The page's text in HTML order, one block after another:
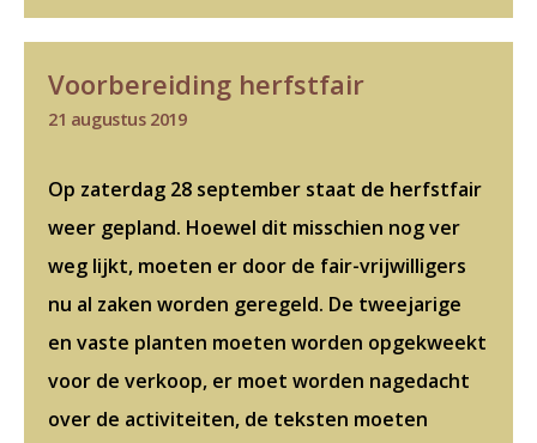
Voorbereiding herfstfair
21 augustus 2019
Op zaterdag 28 september staat de herfstfair
weer gepland. Hoewel dit misschien nog ver
weg lijkt, moeten er door de fair-vrijwilligers
nu al zaken worden geregeld. De tweejarige
en vaste planten moeten worden opgekweekt
voor de verkoop, er moet worden nagedacht
over de activiteiten, de teksten moeten